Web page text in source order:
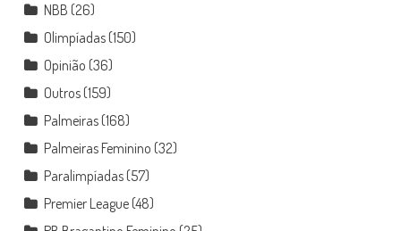
NBB (26)
Olimpíadas(150)
Opinião (36)
Outros(159)
Palmeiras(168)
Palmeiras Feminino (32)
Paralimpíadas(57)
Premier League(48)